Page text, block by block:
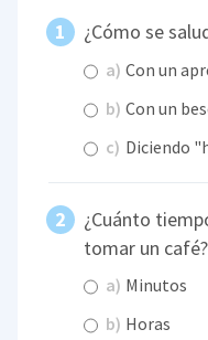
¿Cómo se
a) Con un
b) Con un
c) Diciendo
¿Cuánto
tomar un café?
a) Minutos
b) Horas